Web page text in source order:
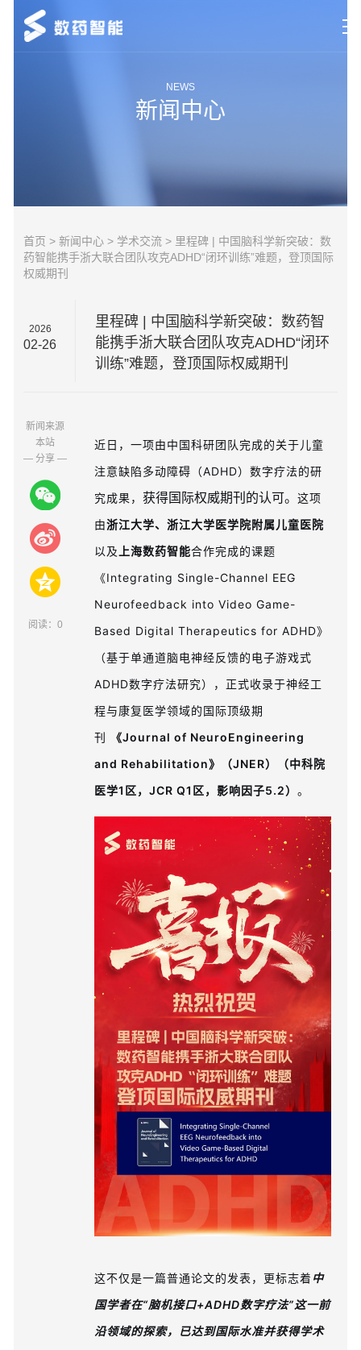
联系我们
NEWS
新闻中心
首页 >新闻中心 > 学术交流 > 里程碑 | 中国脑科学新突破：数
药智能携手浙大联合团队攻克ADHD“闭环训练”难题，登顶国际
权威期刊
2026
02-26
里程碑 | 中国脑科学新突破：数药智
能携手浙大联合团队攻克ADHD“闭环
训练”难题，登顶国际权威期刊
新闻来源
本站
— 分享 —
阅读： 0
近日，一项由中国科研团队完成的关于儿童
注意缺陷多动障碍（ADHD）数字疗法的研
究成果，获得国际权威期刊的认可。这项
由浙江大学、浙江大学医学院附属儿童医院
以及 上海数药智能合作完成的课题
《Integrating Single-Channel EEG
Neurofeedback into Video Game-
Based Digital Therapeutics for ADHD》
（基于单通道脑电神经反馈的电子游戏式
ADHD数字疗法研究），正式收录于神经工
程与康复医学领域的国际顶级期
刊
《Journal of NeuroEngineering
and Rehabilitation》（JNER）
（中科院
医学1区，JCR Q1区，影响因子5.2）。
这不仅是一篇普通论文的发表，更标志着 中
国学者在“脑机接口+ADHD数字疗法”这一前
沿领域的探索，已达到国际水准并获得学术